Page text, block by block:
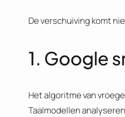
De verschuiving komt
1. Google
Het algoritme van
Taalmodellen